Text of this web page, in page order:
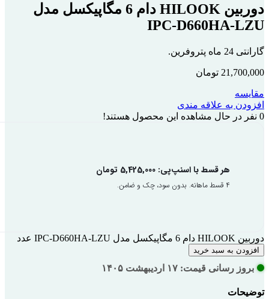
دوربین HILOOK دام 6 مگاپیکسل مدل
IPC-D660HA-LZU
گارانتی 24 ماه پتروفرین.
21,700,000 تومان
مقایسه
افزودن به علاقه مندی
0 نفر در حال مشاهده این محصول هستند!
هر قسط با اسنپ‌پی: 5,425,000 تومان
۴ قسط ماهانه. بدون سود، چک و ضامن.
دوربین HILOOK دام 6 مگاپیکسل مدل IPC-D660HA-LZU عدد
افزودن به سبد خرید
بروز رسانی قیمت: ۱۷ اردیبهشت ۱۴۰۵
توضیحات